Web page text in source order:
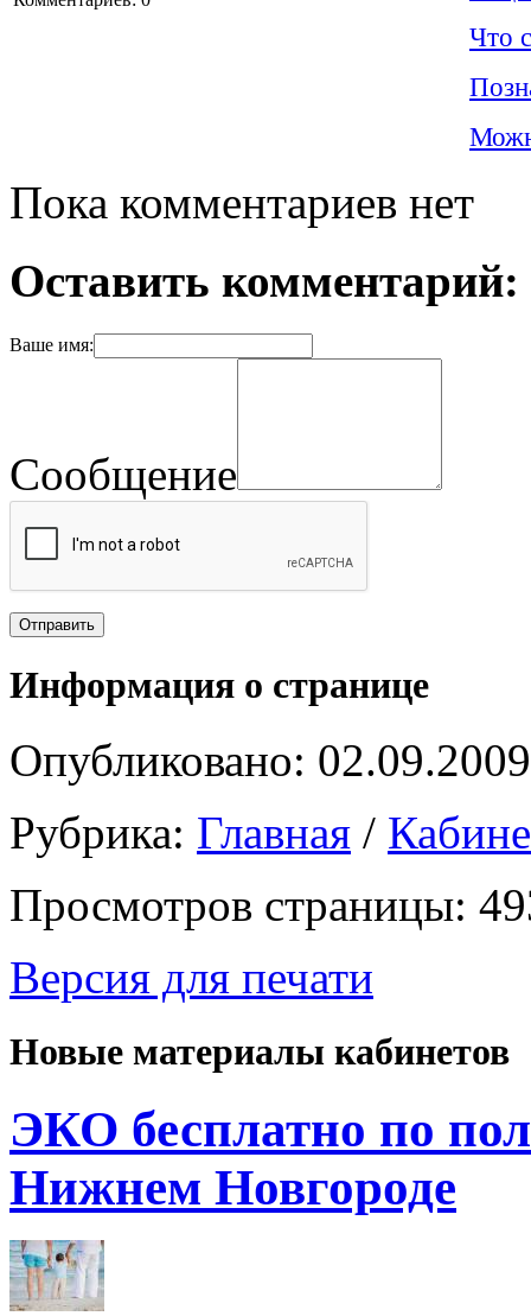
Что
Пока комментариев нет
Оставить комментарий:
Ваше имя:
Сообщение
Информация о странице
Опубликовано: 02.09.2009
Рубрика: Главная /
Просмотров страницы:
Версия для печати
Новые материалы кабинетов
ЭКО бесплатно по
Нижнем Новгороде